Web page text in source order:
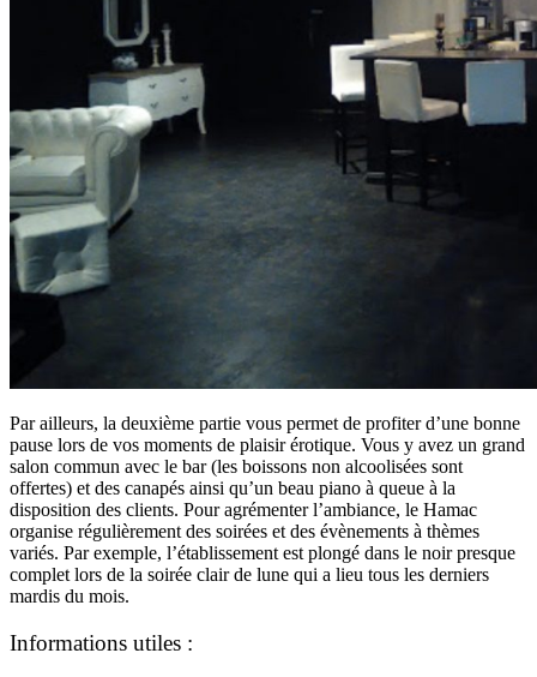
Par ailleurs, la deuxième partie vous permet de profiter d’une bonne
pause lors de vos moments de plaisir érotique. Vous y avez un grand
salon commun avec le bar (les boissons non alcoolisées sont
offertes) et des canapés ainsi qu’un beau piano à queue à la
disposition des clients. Pour agrémenter l’ambiance, le Hamac
organise régulièrement des soirées et des évènements à thèmes
variés. Par exemple, l’établissement est plongé dans le noir presque
complet lors de la soirée clair de lune qui a lieu tous les derniers
mardis du mois.
Informations utiles :